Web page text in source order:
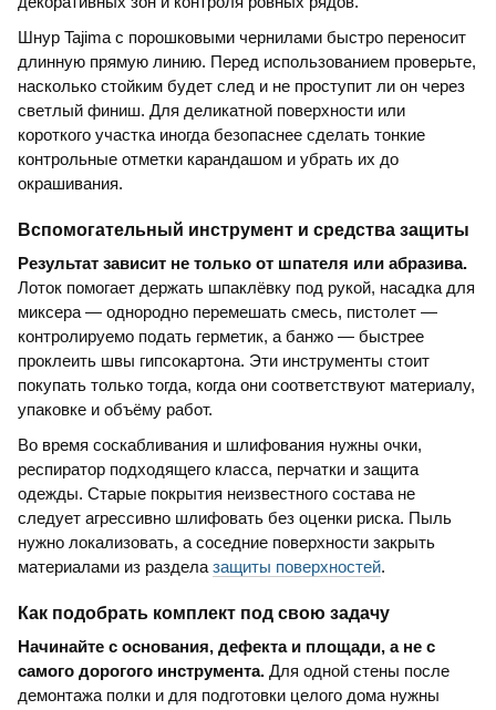
Шнур Tajima с порошковыми чернилами быстро переносит
длинную прямую линию. Перед использованием проверьте,
насколько стойким будет след и не проступит ли он через
светлый финиш. Для деликатной поверхности или
короткого участка иногда безопаснее сделать тонкие
контрольные отметки карандашом и убрать их до
окрашивания.
Вспомогательный инструмент и средства защиты
Результат зависит не только от шпателя или абразива.
Лоток помогает держать шпаклёвку под рукой, насадка для
миксера — однородно перемешать смесь, пистолет —
контролируемо подать герметик, а банжо — быстрее
проклеить швы гипсокартона. Эти инструменты стоит
покупать только тогда, когда они соответствуют материалу,
упаковке и объёму работ.
Во время соскабливания и шлифования нужны очки,
респиратор подходящего класса, перчатки и защита
одежды. Старые покрытия неизвестного состава не
следует агрессивно шлифовать без оценки риска. Пыль
нужно локализовать, а соседние поверхности закрыть
материалами из раздела защиты поверхностей.
Как подобрать комплект под свою задачу
Начинайте с основания, дефекта и площади, а не с
самого дорогого инструмента. Для одной стены после
демонтажа полки и для подготовки целого дома нужны